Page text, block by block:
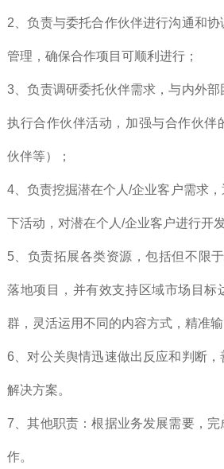
2、负责与委托合作伙伴进行沟通和
管理，确保合作项目可顺利进行；
3、负责调研委托伙伴需求，与内外
执行合作伙伴活动，加强与合作伙伴
伙伴等）；
4、负责挖掘潜在个人/企业客户需求
下活动，对潜在个人/企业客户进行开发
5、负责拓展各类资源，包括但不限
落地项目，并有效支持区域市场目标
群，灵活运用不同的内容方式，精准
6、对公关舆情迅速做出反应和判断
解决方案。
7、其他职责：根据业务发展需要，
作。